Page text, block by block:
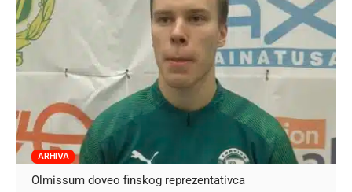
ARHIVA
Olmissum doveo finskog reprezentativca